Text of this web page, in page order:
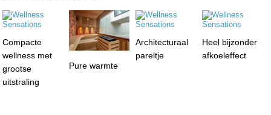
Compacte
wellness met
grootse
uitstraling
Pure warmte
Architecturaal
pareltje
Heel bijzonder
afkoeleffect